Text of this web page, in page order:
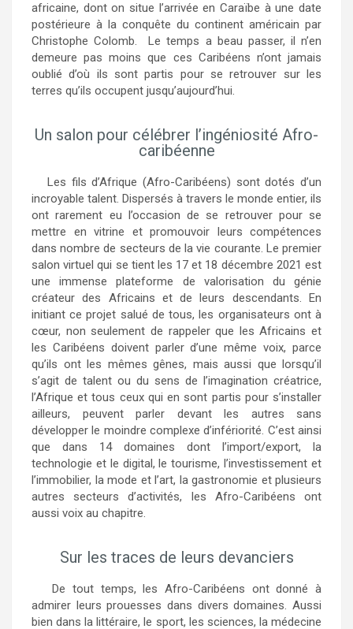
africaine, dont on situe l’arrivée en Caraïbe à une date
postérieure à la conquête du continent américain par
Christophe Colomb. Le temps a beau passer, il n’en
demeure pas moins que ces Caribéens n’ont jamais
oublié d’où ils sont partis pour se retrouver sur les
terres qu’ils occupent jusqu’aujourd’hui.
Un salon pour célébrer l’ingéniosité Afro-
caribéenne
Les fils d’Afrique (Afro-Caribéens) sont dotés d’un
incroyable talent. Dispersés à travers le monde entier, ils
ont rarement eu l’occasion de se retrouver pour se
mettre en vitrine et promouvoir leurs compétences
dans nombre de secteurs de la vie courante. Le premier
salon virtuel qui se tient les 17 et 18 décembre 2021 est
une immense plateforme de valorisation du génie
créateur des Africains et de leurs descendants. En
initiant ce projet salué de tous, les organisateurs ont à
cœur, non seulement de rappeler que les Africains et
les Caribéens doivent parler d’une même voix, parce
qu’ils ont les mêmes gênes, mais aussi que lorsqu’il
s’agit de talent ou du sens de l’imagination créatrice,
l’Afrique et tous ceux qui en sont partis pour s’installer
ailleurs, peuvent parler devant les autres sans
développer le moindre complexe d’infériorité. C’est ainsi
que dans 14 domaines dont l’import/export, la
technologie et le digital, le tourisme, l’investissement et
l’immobilier, la mode et l’art, la gastronomie et plusieurs
autres secteurs d’activités, les Afro-Caribéens ont
aussi voix au chapitre.
Sur les traces de leurs devanciers
De tout temps, les Afro-Caribéens ont donné à
admirer leurs prouesses dans divers domaines. Aussi
bien dans la littéraire, le sport, les sciences, la médecine